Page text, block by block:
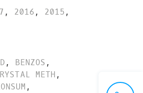
, 2016, 2015,
, BENZOS ,
METH,
,